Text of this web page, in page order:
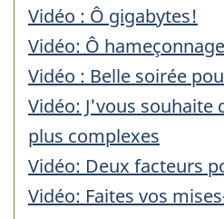
Vidéo : Ô gigabytes!
Vidéo: Ô hameçonnage
Vidéo : Belle soirée
Vidéo: J'vous souhaite
plus complexes
Vidéo: Deux facteurs
Vidéo: Faites vos